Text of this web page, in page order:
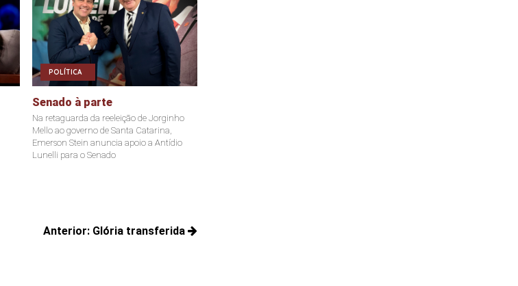
POLÍTICA
Senado à parte
Na retaguarda da reeleição de Jorginho
Mello ao governo de Santa Catarina,
Emerson Stein anuncia apoio a Antídio
Lunelli para o Senado
Anterior: Glória transferida